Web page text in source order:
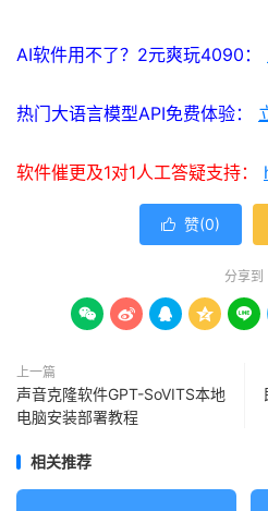
AI软件用不了？2元爽玩4090：
热门大语言模型API免费体验：
软件催更及1对1人工答疑支持：
 赞(0)
分享到
    
上一篇
声音克隆软件GPT-SoVITS本地
电脑安装部署教程
相关推荐